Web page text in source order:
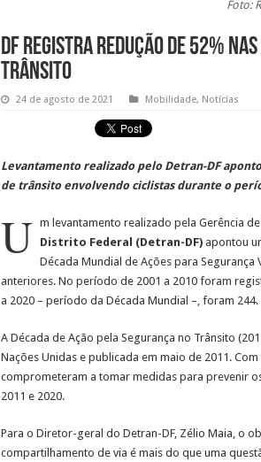
Foto:
DF registra redução de 52%
trânsito
24 de agosto de 2021 Mobilidade, Notícias
Levantamento realizado pelo Detran-DF
de trânsito envolvendo ciclistas durante o
U m levantamento realizado pela Gerência
Distrito Federal (Detran-DF) apontou
Década Mundial de Ações para Segurança
anteriores. No período de 2001 a 2010 foram
a 2020 – período da Década Mundial –, foram 244.
A Década de Ação pela Segurança no Trânsito
Nações Unidas e publicada em maio de 2011.
comprometeram a tomar medidas para prevenir
2011 e 2020.
Para o Diretor-geral do Detran-DF, Zélio Maia, o
compartilhamento de via é mais do que uma